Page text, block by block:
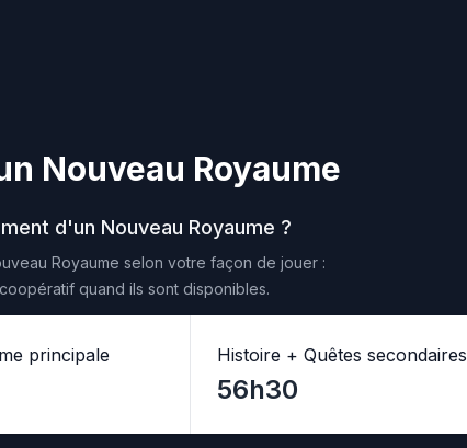
Nouveau Royaume
d'un Nouveau Royaume ?
Royaume selon votre façon de jouer :
quand ils sont disponibles.
principale Histoire + Quêtes secondaires
56h30